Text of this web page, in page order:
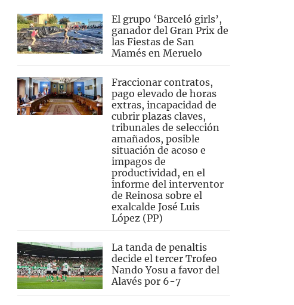
El grupo ‘Barceló girls’,
ganador del Gran Prix de
las Fiestas de San
Mamés en Meruelo
Fraccionar contratos,
pago elevado de horas
extras, incapacidad de
cubrir plazas claves,
tribunales de selección
amañados, posible
situación de acoso e
impagos de
productividad, en el
informe del interventor
de Reinosa sobre el
exalcalde José Luis
López (PP)
La tanda de penaltis
decide el tercer Trofeo
Nando Yosu a favor del
Alavés por 6-7